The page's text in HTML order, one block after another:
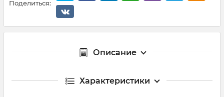
Поделиться:
Описание
Характеристики